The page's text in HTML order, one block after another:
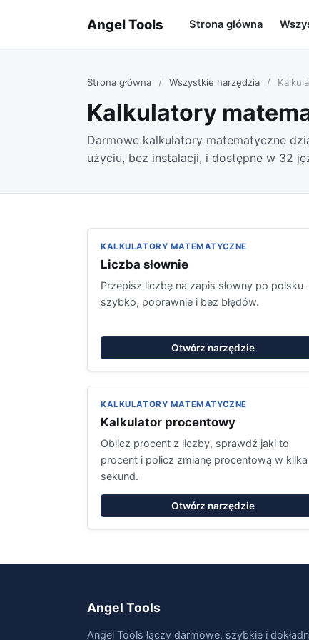
Angel Tools Strona główna
Strona główna / Wszystkie narzędzia /
Kalkulatory
Darmowe kalkulatory matematyczne
użyciu, bez instalacji, i dostępne w 32
KALKULATORY MATEMATYCZNE
Liczba słownie
Przepisz liczbę na zapis słowny po polsku
szybko, poprawnie i bez błędów.
Otwórz narzędzie
KALKULATORY MATEMATYCZNE
Kalkulator procentowy
Oblicz procent z liczby, sprawdź jaki to
procent i policz zmianę procentową w kilka
sekund.
Otwórz narzędzie
Angel Tools
Angel Tools łączy darmowe, szybkie i